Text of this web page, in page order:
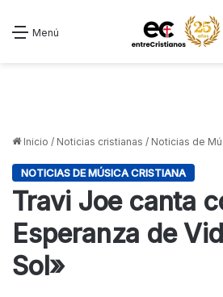
Menú
Inicio / Noticias cristianas / Noticias de
NOTICIAS DE MÚSICA CRISTIANA
Travi Joe canta
Esperanza de
Sol»